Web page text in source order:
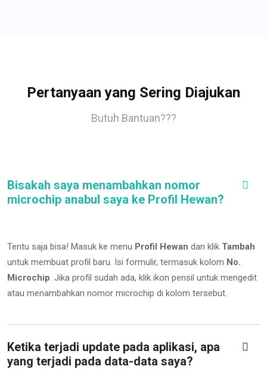
Pertanyaan yang Sering Diajukan
Butuh Bantuan???
Bisakah saya menambahkan nomor
microchip anabul saya ke Profil Hewan?
Tentu saja bisa! Masuk ke menu Profil Hewan dan klik Tambah
untuk membuat profil baru. Isi formulir, termasuk kolom No.
Microchip. Jika profil sudah ada, klik ikon pensil untuk mengedit
atau menambahkan nomor microchip di kolom tersebut.
Ketika terjadi update pada aplikasi, apa
yang terjadi pada data-data saya?